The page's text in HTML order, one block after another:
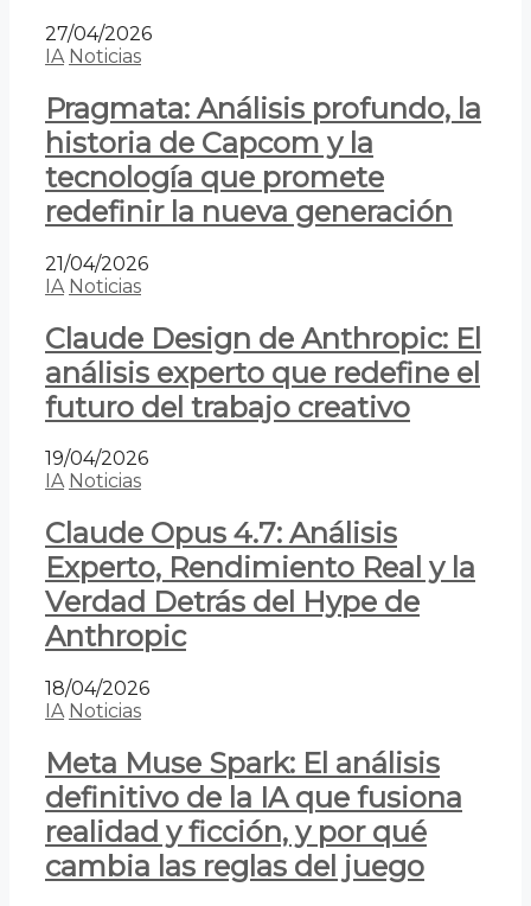
27/04/2026
IA Noticias
Pragmata: Análisis profundo, la
historia de Capcom y la
tecnología que promete
redefinir la nueva generación
21/04/2026
IA Noticias
Claude Design de Anthropic: El
análisis experto que redefine el
futuro del trabajo creativo
19/04/2026
IA Noticias
Claude Opus 4.7: Análisis
Experto, Rendimiento Real y la
Verdad Detrás del Hype de
Anthropic
18/04/2026
IA Noticias
Meta Muse Spark: El análisis
definitivo de la IA que fusiona
realidad y ficción, y por qué
cambia las reglas del juego